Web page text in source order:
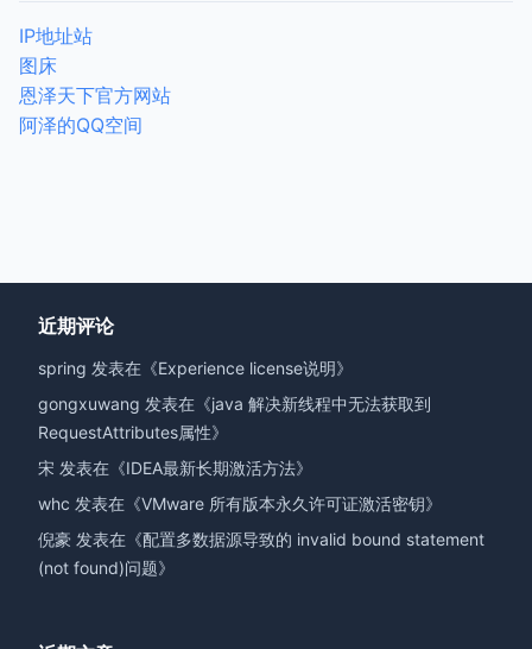
IP地址站
图床
恩泽天下官方网站
阿泽的QQ空间
近期评论
spring 发表在《Experience license说明》
gongxuwang 发表在《java 解决新线程中无法获取到
RequestAttributes属性》
宋 发表在《IDEA最新长期激活方法》
whc 发表在《VMware 所有版本永久许可证激活密钥》
倪豪 发表在《配置多数据源导致的 invalid bound statement
(not found)问题》